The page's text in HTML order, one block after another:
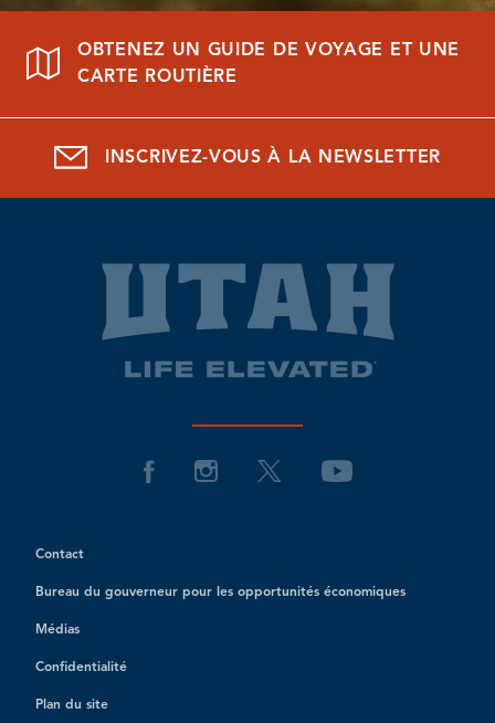
OBTENEZ UN GUIDE DE VOYAGE ET UNE
CARTE ROUTIÈRE
INSCRIVEZ-VOUS À LA NEWSLETTER
Contact
Bureau du gouverneur pour les opportunités économiques
Médias
Confidentialité
Plan du site